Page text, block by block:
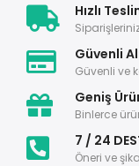
Hızlı
Güvenli
Güvenli ve
Geniş
Binlerce
7 / 24
Öneri ve